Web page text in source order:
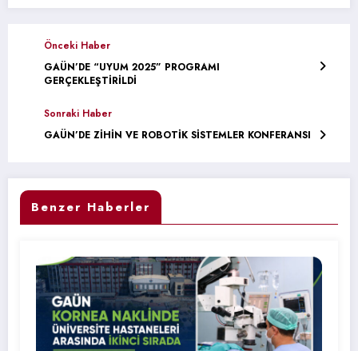
Önceki Haber
GAÜN’DE “UYUM 2025” PROGRAMI
GERÇEKLEŞTİRİLDİ
Sonraki Haber
GAÜN’DE ZİHİN VE ROBOTİK SİSTEMLER KONFERANSI
Benzer Haberler